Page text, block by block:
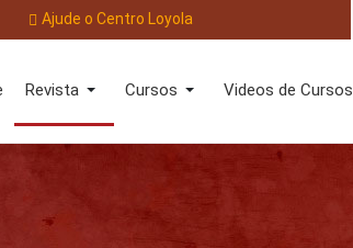
Ajude o Centro Loyola
Revista Cursos Videos de Cursos